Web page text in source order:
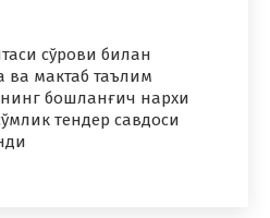
сўрови билан
ва мактаб таълим
бошланғич нархи
тендер савдоси